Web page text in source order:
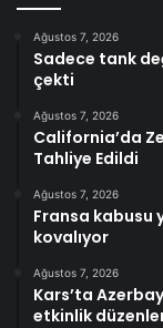
Ağustos 7, 2026
Sadece tank
çekti
Ağustos 7, 2026
California’da
Tahliye Edildi
Ağustos 7, 2026
Fransa kabusu
kovalıyor
Ağustos 7, 2026
Kars’ta
etkinlik